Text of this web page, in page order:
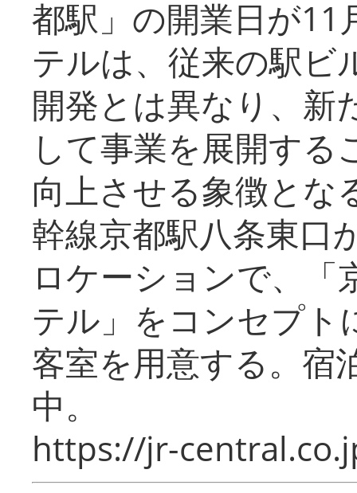
都駅」の開業日が11
テルは、従来の駅ビ
開発とは異なり、新
して事業を展開する
向上させる象徴とな
幹線京都駅八条東口
ロケーションで、「
テル」をコンセプト
客室を用意する。宿
中。
https://jr-